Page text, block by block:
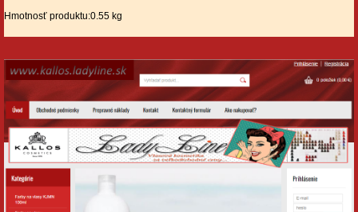
Hmotnosť produktu:0.55 kg